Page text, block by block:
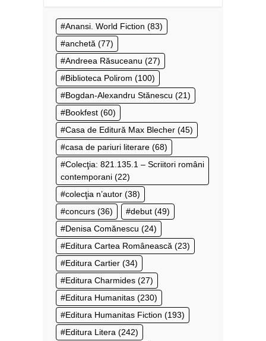
Anansi. World Fiction (83)
anchetă (77)
Andreea Răsuceanu (27)
Biblioteca Polirom (100)
Bogdan-Alexandru Stănescu (21)
Bookfest (60)
Casa de Editură Max Blecher (45)
casa de pariuri literare (68)
Colecţia: 821.135.1 – Scriitori români
contemporani (22)
colecţia n’autor (38)
concurs (36) debut (49)
Denisa Comănescu (24)
Editura Cartea Românească (23)
Editura Cartier (34)
Editura Charmides (27)
Editura Humanitas (230)
Editura Humanitas Fiction (193)
Editura Litera (242)